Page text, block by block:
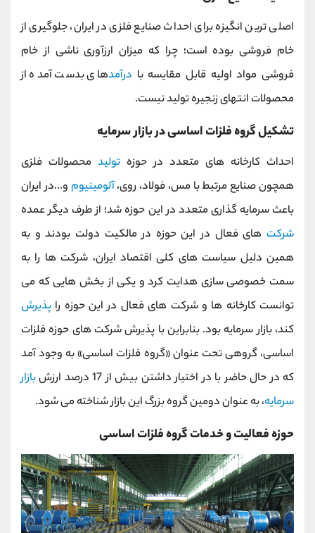
اصلی ترین انگیزه برای احداث صنایع فلزی در ایران، جلوگیری از
خام فروشی بوده است؛ چرا که میزان ارزآوری ناشی از خام
فروشی مواد اولیه قابل مقایسه با درآمدهای بدست آمده از
محصولات انتهای زنجیره تولید نیست.
تشکیل گروه فلزات اساسی در بازار سرمایه
احداث کارخانه های متعدد در حوزه تولید محصولات فلزی
همچون صنایع مرتبط با مس، فولاد، روی،آلومینیوم و...در ایران
باعث سرمایه گذاری متعدد در این حوزه شد؛ از طرف دیگر عمده
شرکت های فعال در این حوزه در مالکیت دولت بودند و به
همین دلیل سیاست های کلی اقتصاد ایران، شرکت ها را به
سمت خصوصی سازی هدایت کرد و یکی از بخش هایی که می
توانست کارخانه ها و شرکت های فعال در این حوزه را پذیرش
کند، بازار سرمایه بود. بنابراین با پذیرش شرکت های حوزه فلزات
اساسی، گروهی تحت عنوان «گروه فلزات اساسی» به وجود آمد
که در حال حاضر با در اختیار داشتن بیش از 17 درصد ارزش
بازار
سرمایه، به عنوان دومین گروه بزرگ این بازار شناخته می شود.
حوزه فعالیت و خدمات گروه فلزات اساسی